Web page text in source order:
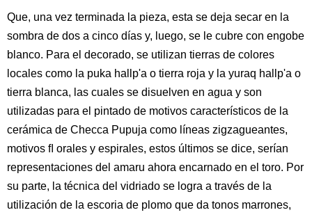
Que, una vez terminada la pieza, esta se deja secar en la
sombra de dos a cinco días y, luego, se le cubre con engobe
blanco. Para el decorado, se utilizan tierras de colores
locales como la puka hallp'a o tierra roja y la yuraq hallp'a o
tierra blanca, las cuales se disuelven en agua y son
utilizadas para el pintado de motivos característicos de la
cerámica de Checca Pupuja como líneas zigzagueantes,
motivos ﬂ orales y espirales, estos últimos se dice, serían
representaciones del amaru ahora encarnado en el toro. Por
su parte, la técnica del vidriado se logra a través de la
utilización de la escoria de plomo que da tonos marrones,